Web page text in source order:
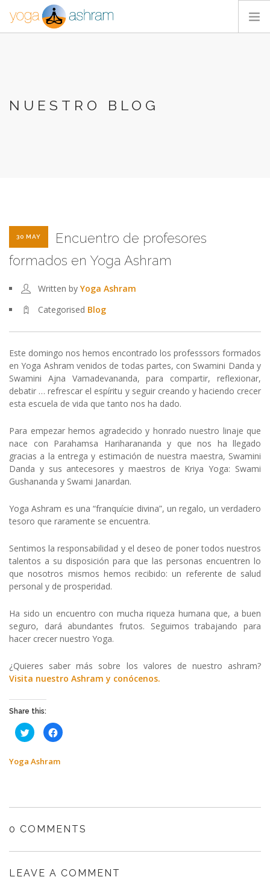
CONTACTA
NUESTRO BLOG
30 MAY
Encuentro de profesores
formados en Yoga Ashram
Written byYoga Ashram
Categorised Blog
Este domingo nos hemos encontrado los professsors formados
en Yoga Ashram venidos de todas partes, con Swamini Danda y
Swamini Ajna Vamadevananda, para compartir, reflexionar,
debatir … refrescar el espíritu y seguir creando y haciendo crecer
esta escuela de vida que tanto nos ha dado.
Para empezar hemos agradecido y honrado nuestro linaje que
nace con Parahamsa Hariharananda y que nos ha llegado
gracias a la entrega y estimación de nuestra maestra, Swamini
Danda y sus antecesores y maestros de Kriya Yoga: Swami
Gushananda y Swami Janardan.
Yoga Ashram es una “franquície divina”, un regalo, un verdadero
tesoro que raramente se encuentra.
Sentimos la responsabilidad y el deseo de poner todos nuestros
talentos a su disposición para que las personas encuentren lo
que nosotros mismos hemos recibido: un referente de salud
personal y de prosperidad.
Ha sido un encuentro con mucha riqueza humana que, a buen
seguro, dará abundantes frutos. Seguimos trabajando para
hacer crecer nuestro Yoga.
¿Quieres saber más sobre los valores de nuestro ashram?
Visita nuestro Ashram y conócenos.
Share this:
Haz
clic
en
Twitter
nueva)
Haz
clic
en
Facebook
nueva)
Yoga Ashram
0 COMMENTS
LEAVE A COMMENT